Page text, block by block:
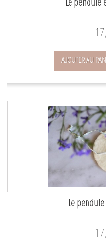
Le pendule
AJOUTER AU
Le